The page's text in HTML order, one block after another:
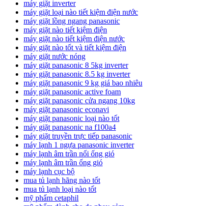
máy giặt inverter
máy giặt loại nào tiết kiệm điện nước
máy giặt lồng ngang panasonic
máy giặt nào tiết kiệm điện
máy giặt nào tiết kiệm điện nước
máy giặt nào tốt và tiết kiệm điện
máy giặt nước nóng
máy giặt panasonic 8 5kg inverter
máy giặt panasonic 8.5 kg inverter
máy giặt panasonic 9 kg giá bao nhiêu
máy giặt panasonic active foam
máy giặt panasonic cửa ngang 10kg
máy giặt panasonic econavi
máy giặt panasonic loại nào tốt
máy giặt panasonic na f100a4
máy giặt truyền trực tiếp panasonic
máy lạnh 1 ngựa panasonic inverter
máy lạnh âm trần nối ống gió
máy lạnh âm trần ống gió
máy lạnh cục bộ
mua tủ lạnh hãng nào tốt
mua tủ lạnh loại nào tốt
mỹ phẩm cetaphil